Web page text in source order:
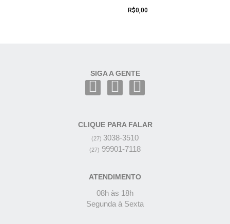
R$0,00
SIGA A GENTE
CLIQUE PARA FALAR
(27) 3038-3510
(27) 99901-7118
ATENDIMENTO
08h às 18h
Segunda à Sexta